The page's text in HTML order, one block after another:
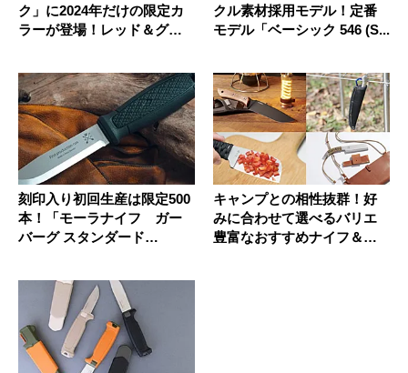
ク」に2024年だけの限定カ
ラーが登場！レッド＆グリ
クル素材採用モデル！定番
モデル「ベーシック 546 (S...
刻印入り初回生産は限定500
本！「モーラナイフ ガー
バーグ スタンダード
キャンプとの相性抜群！好
みに合わせて選べるバリエ
豊富なおすすめナイフ＆刃